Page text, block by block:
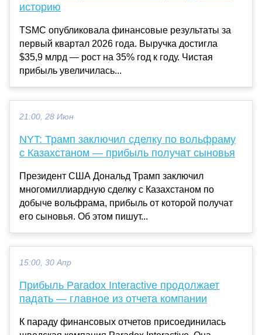
историю
TSMC опубликовала финансовые результаты за
первый квартал 2026 года. Выручка достигла
$35,9 млрд — рост на 35% год к году. Чистая
прибыль увеличилась...
21:00, 28 Июн
NYT: Трамп заключил сделку по вольфраму
с Казахстаном — прибыль получат сыновья
Президент США Дональд Трамп заключил
многомиллиардную сделку с Казахстаном по
добыче вольфрама, прибыль от которой получат
его сыновья. Об этом пишут...
15:00, 30 Апр
Прибыль Paradox Interactive продолжает
падать — главное из отчета компании
К параду финансовых отчетов присоединилась